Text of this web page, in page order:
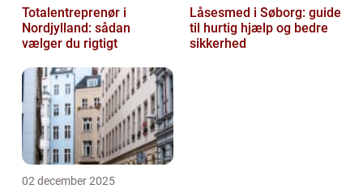
Totalentreprenør i
Nordjylland: sådan
vælger du rigtigt
Låsesmed i Søborg: guide
til hurtig hjælp og bedre
sikkerhed
02 december 2025